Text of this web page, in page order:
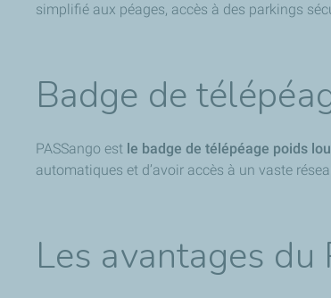
simplifié aux péages, accès à des parkings
Badge de
PASSango est le badge de télépéage poids
automatiques et d’avoir accès à un vaste
Les avantages du